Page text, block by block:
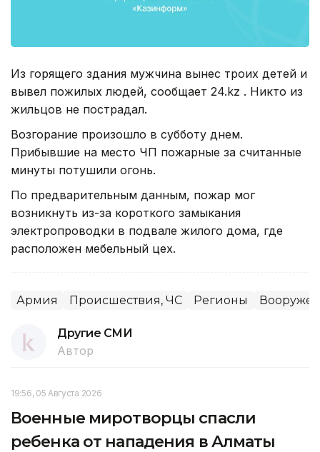
Из горящего здания мужчина вынес троих детей и
вывел пожилых людей, сообщает 24.kz . Никто из
жильцов не пострадал.
Возгорание произошло в субботу днем.
Прибывшие на место ЧП пожарные за считанные
минуты потушили огонь.
По предварительным данным, пожар мог
возникнуть из-за короткого замыкания
электропроводки в подвале жилого дома, где
расположен мебельный цех.
Армия Происшествия, ЧС Регионы
Другие СМИ
Автор
19:56, 05 Августа 2026
Военные миротворцы спасли
ребенка от нападения в Алматы